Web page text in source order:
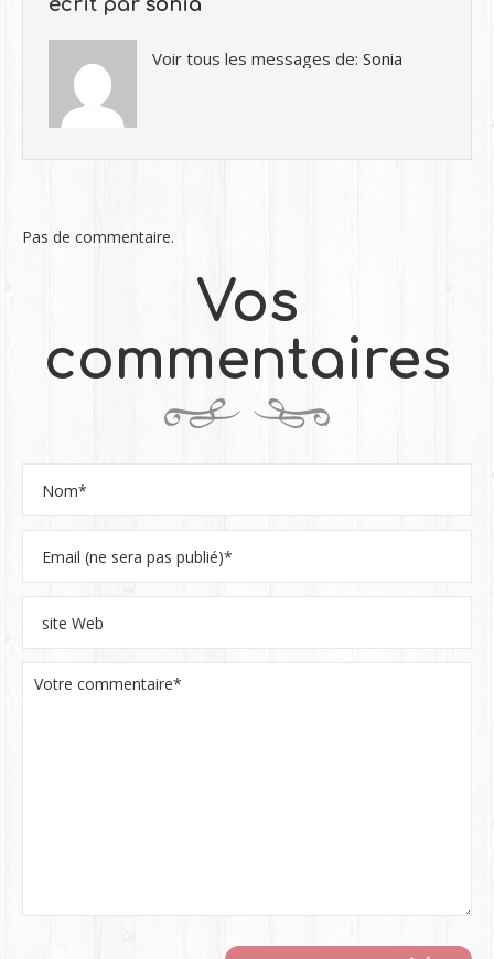
écrit par sonia
Voir tous les messages de: Sonia
Pas de commentaire.
Vos
commentaires